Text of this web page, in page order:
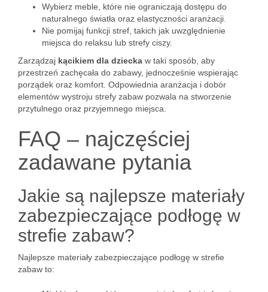
Wybierz meble, które nie ograniczają dostępu do
naturalnego światła oraz elastyczności aranżacji.
Nie pomijaj funkcji stref, takich jak uwzględnienie
miejsca do relaksu lub strefy ciszy.
Zarządzaj kącikiem dla dziecka w taki sposób, aby
przestrzeń zachęcała do zabawy, jednocześnie wspierając
porządek oraz komfort. Odpowiednia aranżacja i dobór
elementów wystroju strefy zabaw pozwala na stworzenie
przytulnego oraz przyjemnego miejsca.
FAQ – najczęściej
zadawane pytania
Jakie są najlepsze materiały
zabezpieczające podłogę w
strefie zabaw?
Najlepsze materiały zabezpieczające podłogę w strefie
zabaw to: